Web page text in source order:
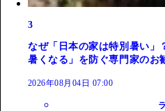
3
なぜ「日本の家は特別暑い
暑くなる」を防ぐ専門家のお
2026年08月04日 07:00